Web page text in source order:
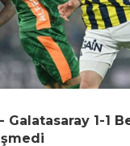
Galatasaray 1-1